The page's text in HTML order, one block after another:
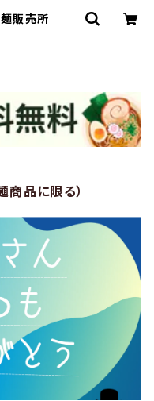
販売所
商品に限る）